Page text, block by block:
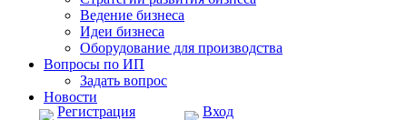
Ведение бизнеса
Идеи бизнеса
Оборудование для производства
Вопросы по ИП
Задать вопрос
Новости
Регистрация
Вход